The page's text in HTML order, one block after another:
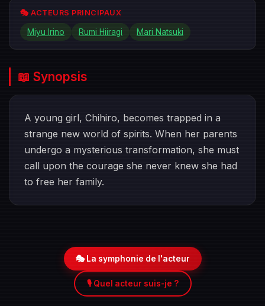
🎭 ACTEURS PRINCIPAUX
Miyu Irino Rumi Hiiragi Mari Natsuki
📖 Synopsis
A young girl, Chihiro, becomes trapped in a
strange new world of spirits. When her parents
undergo a mysterious transformation, she must
call upon the courage she never knew she had
to free her family.
🎭 La symphonie de l'acteur
🎙️ Quel acteur suis-je ?